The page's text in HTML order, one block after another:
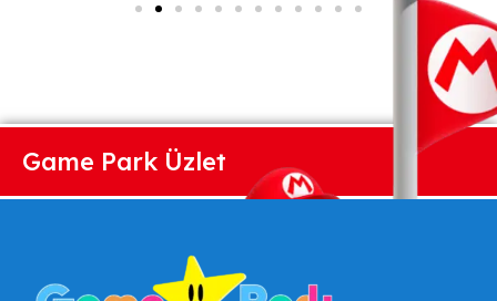
Game Park Üzlet